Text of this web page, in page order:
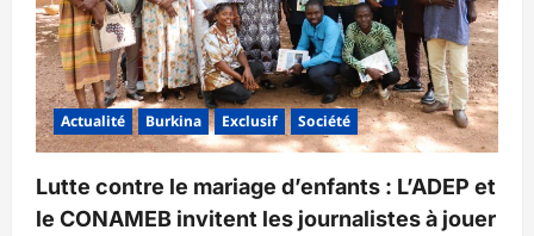
Actualité Burkina Exclusif Société
Lutte contre le mariage d’enfants : L’ADEP et
le CONAMEB invitent les journalistes à jouer